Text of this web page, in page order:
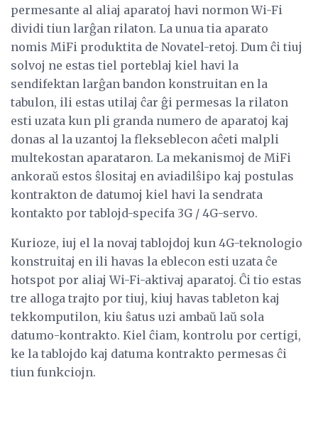
permesante al aliaj aparatoj havi normon Wi-Fi
dividi tiun larĝan rilaton. La unua tia aparato
nomis MiFi produktita de Novatel-retoj. Dum ĉi tiuj
solvoj ne estas tiel porteblaj kiel havi la
sendifektan larĝan bandon konstruitan en la
tabulon, ili estas utilaj ĉar ĝi permesas la rilaton
esti uzata kun pli granda numero de aparatoj kaj
donas al la uzantoj la flekseblecon aĉeti malpli
multekostan aparataron. La mekanismoj de MiFi
ankoraŭ estos ŝlositaj en aviadilŝipo kaj postulas
kontrakton de datumoj kiel havi la sendrata
kontakto por tablojd-specifa 3G / 4G-servo.
Kurioze, iuj el la novaj tablojdoj kun 4G-teknologio
konstruitaj en ili havas la eblecon esti uzata ĉe
hotspot por aliaj Wi-Fi-aktivaj aparatoj. Ĉi tio estas
tre alloga trajto por tiuj, kiuj havas tableton kaj
tekkomputilon, kiu ŝatus uzi ambaŭ laŭ sola
datumo-kontrakto. Kiel ĉiam, kontrolu por certigi,
ke la tablojdo kaj datuma kontrakto permesas ĉi
tiun funkciojn.